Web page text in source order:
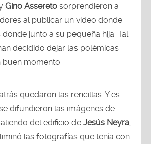
Gino Assereto sorprendieron a
al publicar un video donde
junto a su pequeña hija. Tal
decidido dejar las polémicas
momento.
quedaron las rencillas. Y es
difundieron las imágenes de
del edificio de Jesús Neyra
las fotografías que tenía con